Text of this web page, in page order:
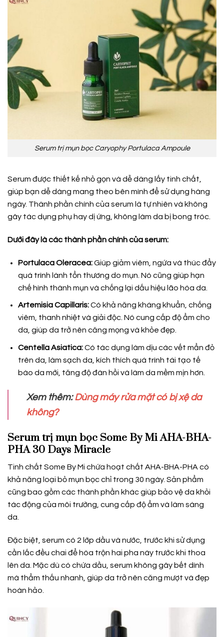
Serum trị mụn bọc Caryophy Portulaca Ampoule
Serum được thiết kế nhỏ gọn và dễ dàng lấy tinh chất,
giúp bạn dễ dàng mang theo bên mình để sử dụng hàng
ngày. Thành phần chính của serum là tự nhiên và không
gây tác dụng phụ hay dị ứng, không làm da bị bong tróc.
Dưới đây là các thành phần chính của serum:
Portulaca Oleracea:Giúp giảm viêm, ngứa và thúc đẩy
quá trình lành tổn thương do mụn. Nó cũng giúp hạn
chế hình thành mụn và chống lại dấu hiệu lão hóa da.
Artemisia Capillaris:Có khả năng kháng khuẩn, chống
viêm, thanh nhiệt và giải độc. Nó cung cấp độ ẩm cho
da, giúp da trở nên căng mọng và khỏe đẹp.
Centella Asiatica:Có tác dụng làm dịu các vết mẩn đỏ
trên da, làm sạch da, kích thích quá trình tái tạo tế
bào da mới, tăng độ đàn hồi và làm da mềm mịn hơn.
Xem thêm:Dùng máy rửa mặt có bị xệ da
không?
Serum trị mụn bọc Some By Mi AHA-BHA-
PHA 30 Days Miracle
Tinh chất Some By Mi chứa hoạt chất AHA-BHA-PHA có
khả năng loại bỏ mụn bọc chỉ trong 30 ngày. Sản phẩm
cũng bao gồm các thành phần khác giúp bảo vệ da khỏi
tác động của môi trường, cung cấp độ ẩm và làm sáng
da.
Đặc biệt, serum có 2 lớp dầu và nước, trước khi sử dụng
cần lắc đều chai để hòa trộn hai pha này trước khi thoa
lên da. Mặc dù có chứa dầu, serum không gây bết dính
mà thẩm thấu nhanh, giúp da trở nên căng mượt và đẹp
hoàn hảo.